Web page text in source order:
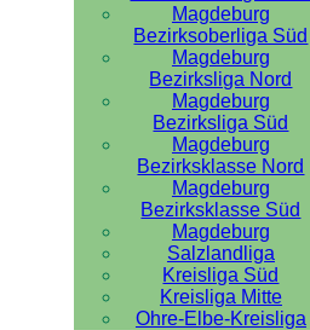
Magdeburg
Bezirksoberliga Süd
Magdeburg
Bezirksliga Nord
Magdeburg
Bezirksliga Süd
Magdeburg
Bezirksklasse Nord
Magdeburg
Bezirksklasse Süd
Magdeburg
Salzlandliga
Kreisliga Süd
Kreisliga Mitte
Ohre-Elbe-Kreisliga